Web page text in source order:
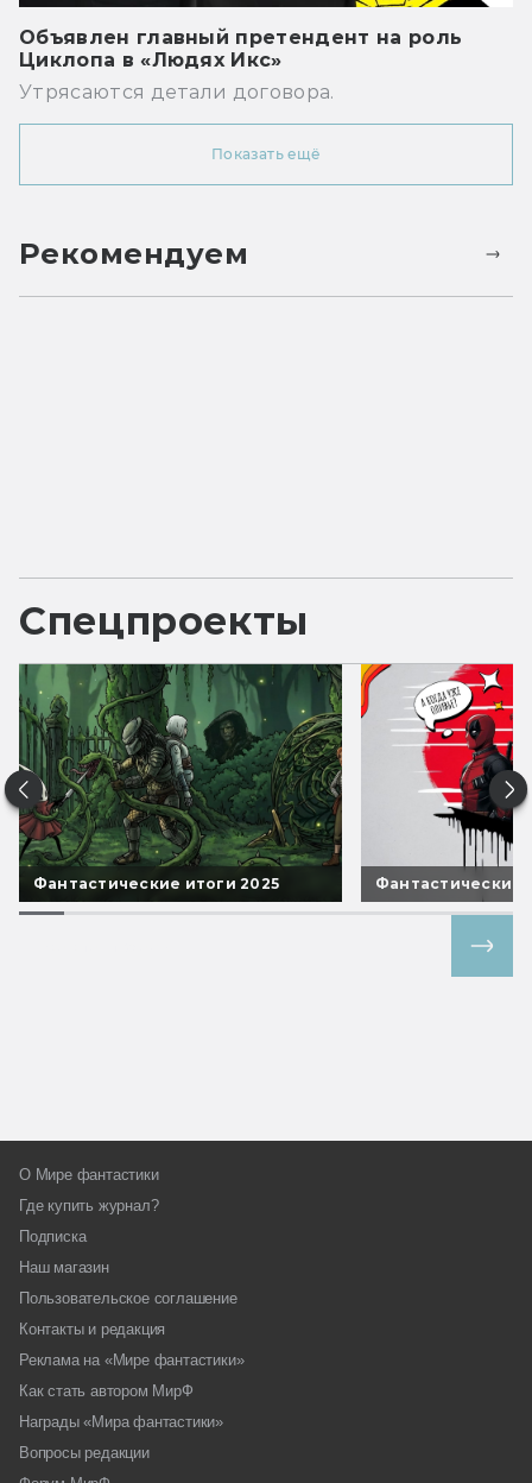
Объявлен главный претендент на роль
Циклопа в «Людях Икс»
Утрясаются детали договора.
Показать ещё
Рекомендуем
Спецпроекты
Фантастические итоги 2025 Фантастические
О Мире фантастики
Где купить журнал?
Подписка
Наш магазин
Пользовательское соглашение
Контакты и редакция
Реклама на «Мире фантастики»
Как стать автором МирФ
Награды «Мира фантастики»
Вопросы редакции